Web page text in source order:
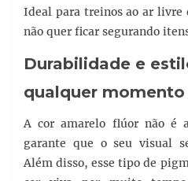
Ideal para treinos ao ar livre
não quer ficar segurando
Durabilidade e
qualquer momento
A cor amarelo flúor não é
garante que o seu visual
Além disso, esse tipo de